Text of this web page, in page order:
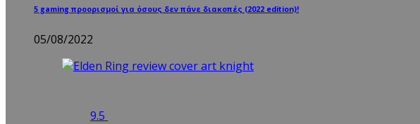
5 gaming προορισμοί για όσους δεν πάνε διακοπές (2022 edition)!
05/08/2022
9.5